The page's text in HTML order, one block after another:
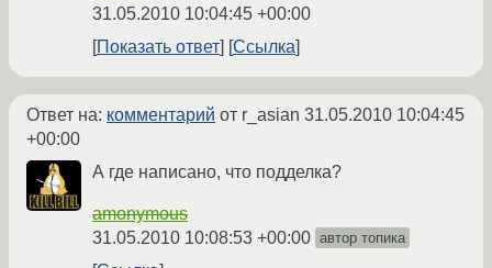
31.05.2010 10:04:45 +00:00
Показать ответ
Ссылка
Ответ на: комментарий от r_asian 31.05.2010 10:04:45
+00:00
А где написано, что подделка?
amonymous
31.05.2010 10:08:53 +00:00 автор топика